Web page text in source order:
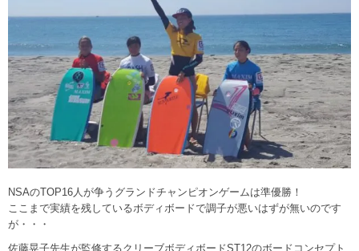
NSAのTOP16人が争うグランドチャンピオンゲームは準優勝！
ここまで実績を残しているボディボードで調子が悪いはずが無いのです
が・・・
佐藤晃子先生が監修するクリーブボディボードST12のボードコンセプト